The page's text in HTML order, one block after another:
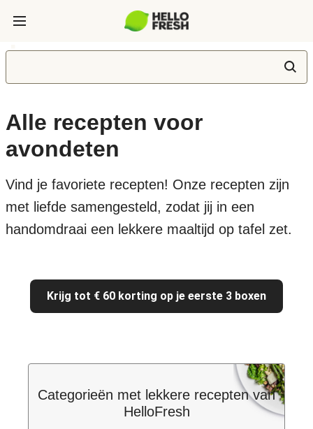
Alle recepten voor
avondeten
Vind je favoriete recepten! Onze recepten zijn
met liefde samengesteld, zodat jij in een
handomdraai een lekkere maaltijd op tafel zet.
Krijg tot € 60 korting op je eerste 3 boxen
Categorieën met lekkere recepten van
HelloFresh